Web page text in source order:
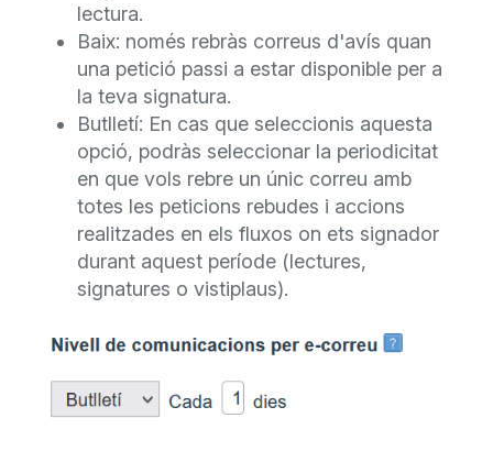
lectura.
Baix: només rebràs correus d'avís quan
una petició passi a estar disponible per a
la teva signatura.
Butlletí: En cas que seleccionis aquesta
opció, podràs seleccionar la periodicitat
en que vols rebre un únic correu amb
totes les peticions rebudes i accions
realitzades en els fluxos on ets signador
durant aquest període (lectures,
signatures o vistiplaus).